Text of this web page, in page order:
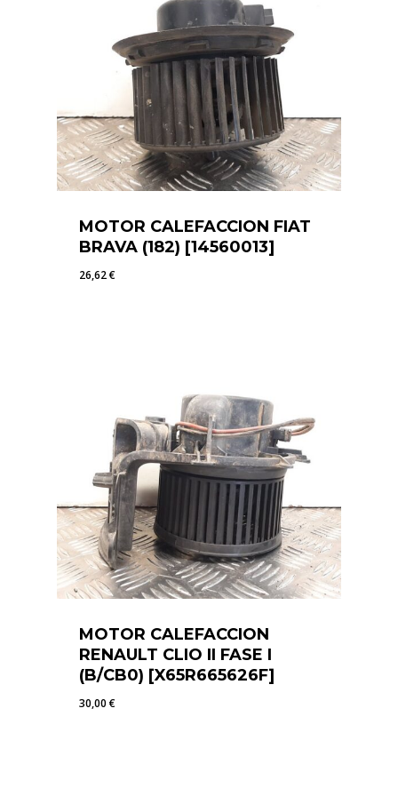
MOTOR CALEFACCION FIAT
BRAVA (182) [14560013]
26,62€
MOTOR CALEFACCION
RENAULT CLIO II FASE I
(B/CB0) [X65R665626F]
30,00€